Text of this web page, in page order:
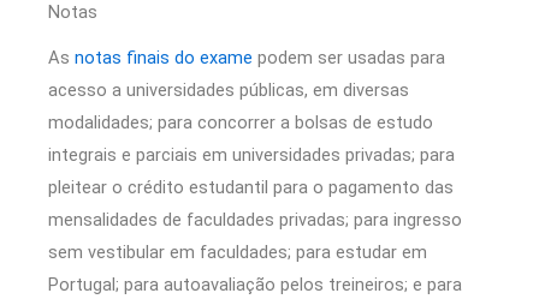
Notas
As notas finais do exame podem ser usadas para
acesso a universidades públicas, em diversas
modalidades; para concorrer a bolsas de estudo
integrais e parciais em universidades privadas; para
pleitear o crédito estudantil para o pagamento das
mensalidades de faculdades privadas; para ingresso
sem vestibular em faculdades; para estudar em
Portugal; para autoavaliação pelos treineiros; e para